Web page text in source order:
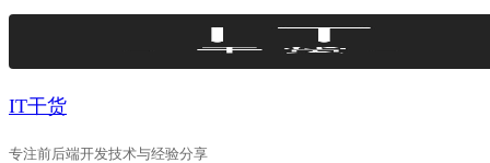
Skip
IT干货
专注前后端开发技术与经验分享